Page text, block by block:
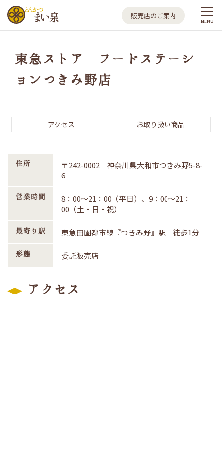
とんかつ まい泉
販売店のご案内
MENU
東急ストア フードステーシ
ョンつきみ野店
アクセス お取り扱い商品
住所
〒242-0002 神奈川県大和市つきみ野5-8-
6
営業時間
8：00～21：00（平日）、9：00～21：
00（土・日・祝）
最寄り駅 東急田園都市線『つきみ野』駅 徒歩1分
形態 委託販売店
アクセス